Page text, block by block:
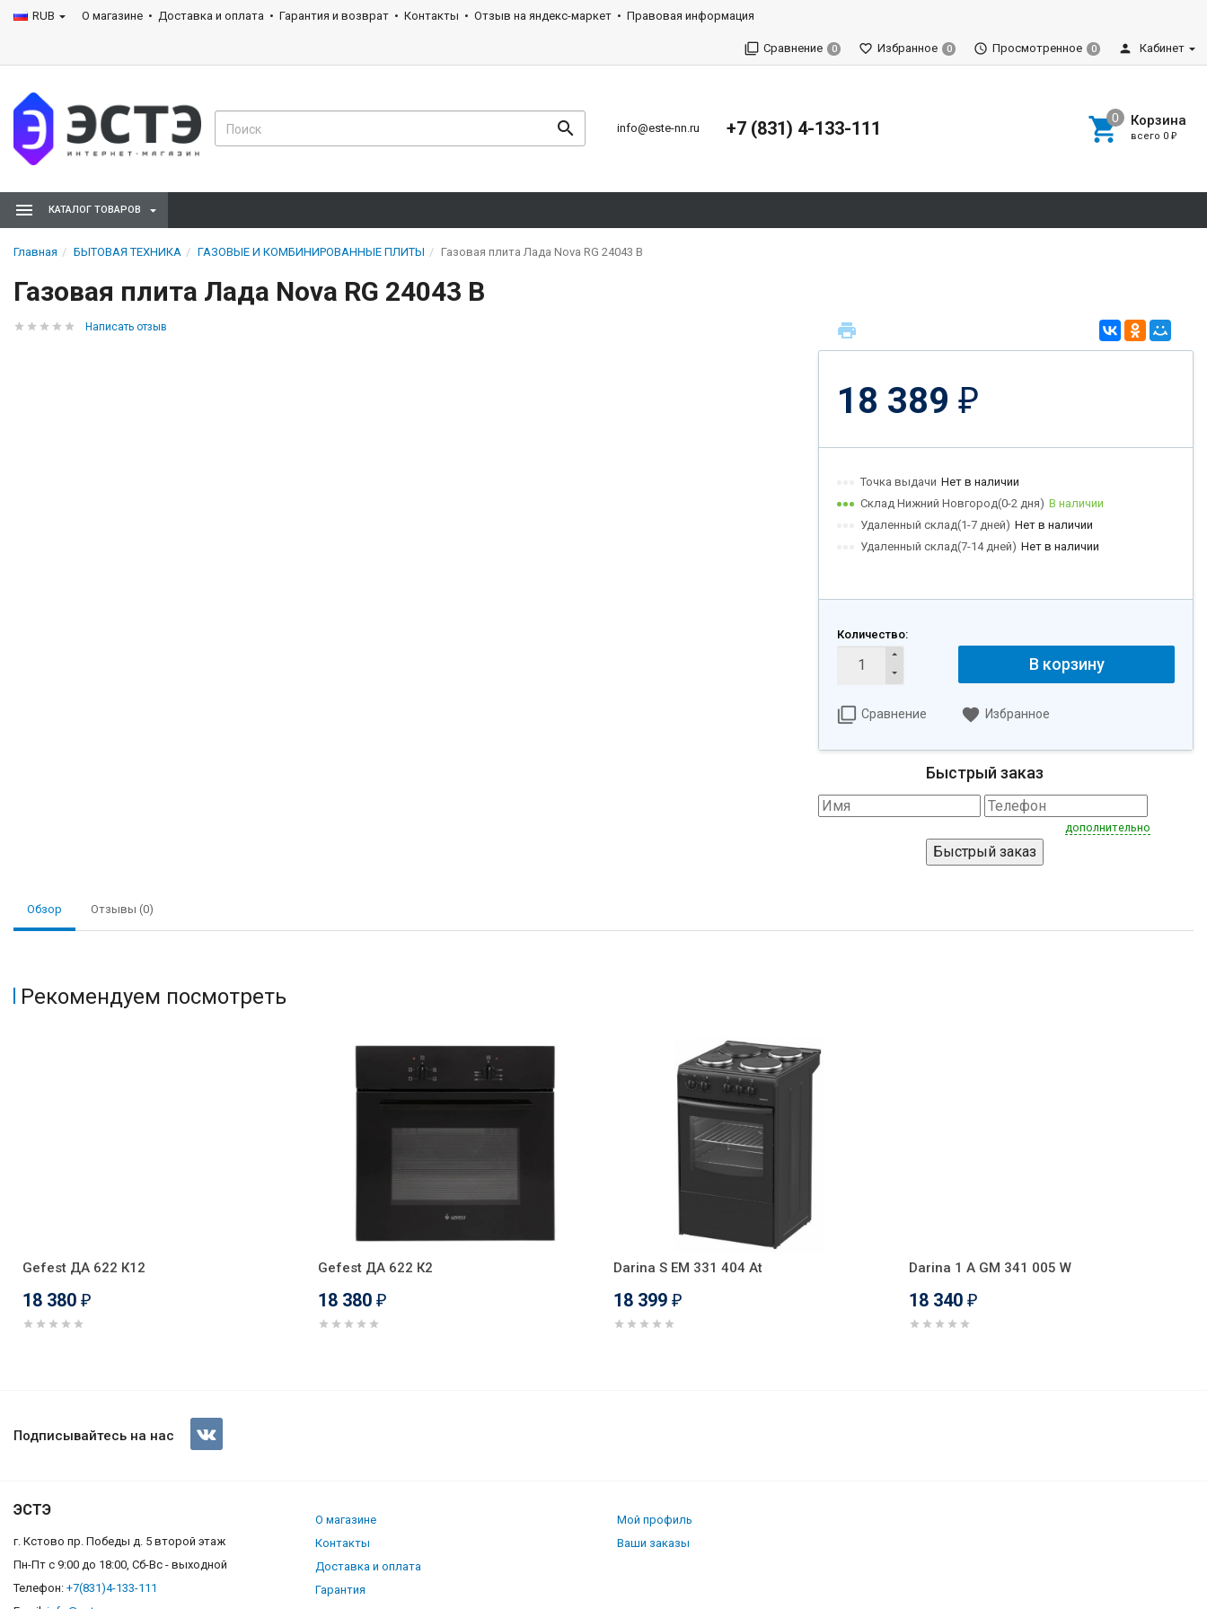
RUB О магазине Доставка и оплата Гарантия и возврат Контакты Отзыв на яндекс-маркет Правовая информация
Сравнение 0 Избранное 0 Просмотренное 0 Кабинет
info@este-nn.ru +7 (831) 4-133-111 Корзина
всего 0 ₽
КАТАЛОГ ТОВАРОВ
Главная БЫТОВАЯ ТЕХНИКА ГАЗОВЫЕ И КОМБИНИРОВАННЫЕ ПЛИТЫ Газовая плита Лада Nova RG 24043 B
Газовая плита Лада Nova RG 24043 B
Написать отзыв
18 389 ₽
Точка выдачи Нет в наличии
Склад Нижний Новгород(0-2 дня) В наличии
Удаленный склад(1-7 дней) Нет в наличии
Удаленный склад(7-14 дней) Нет в наличии
Количество:
В корзину
Сравнение Избранное
Быстрый заказ
дополнительно
Обзор Отзывы (0)
Рекомендуем посмотреть
Gefest ДА 622 К12
18 380 ₽
Gefest ДА 622 К2
18 380 ₽
Darina S EM 331 404 At
18 399 ₽
Darina 1 A GM 341 005 W
18 340 ₽
Газовая плита Лада Nova RG 24043 B
Подписывайтесь на нас
ЭСТЭ
г. Кстово пр. Победы д. 5 второй этаж
Пн-Пт с 9:00 до 18:00, Сб-Вс - выходной
Телефон: +7(831)4-133-111
О магазине
Контакты
Доставка и оплата
Гарантия
Мой профиль
Ваши заказы